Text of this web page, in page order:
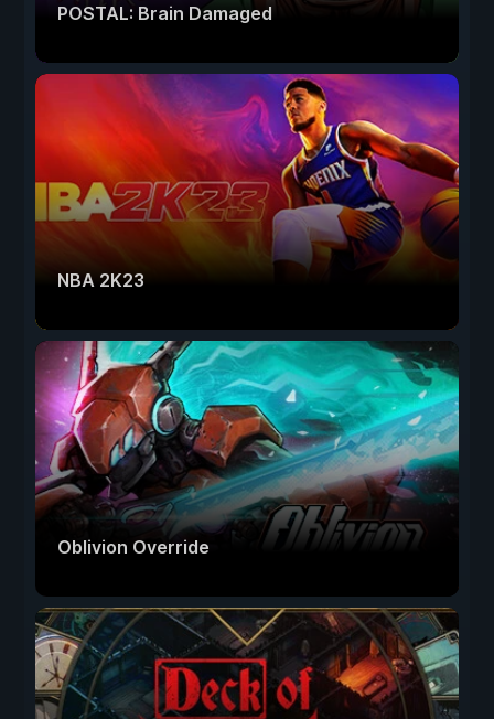
POSTAL: Brain Damaged
NBA 2K23
Oblivion Override